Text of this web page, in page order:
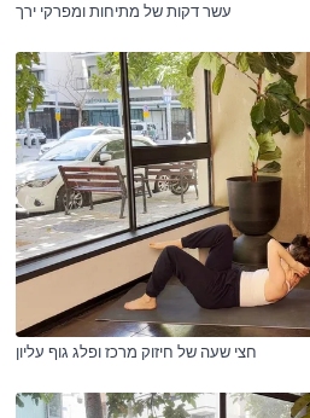
עשר דקות של מתיחות ומפרקי ירך
חצי שעה של חיזוק מרכז ופלג גוף עליון